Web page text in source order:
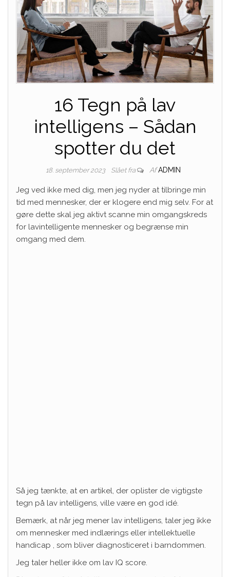
16 Tegn på lav
intelligens – Sådan
spotter du det
18. september 2023 Slået fra Af ADMIN
Jeg ved ikke med dig, men jeg nyder at tilbringe min
tid med mennesker, der er klogere end mig selv. For at
gøre dette skal jeg aktivt scanne min omgangskreds
for lavintelligente mennesker og begrænse min
omgang med dem.
Så jeg tænkte, at en artikel, der oplister de vigtigste
tegn på lav intelligens, ville være en god idé.
Bemærk, at når jeg mener lav intelligens, taler jeg ikke
om mennesker med indlærings eller intellektuelle
handicap , som bliver diagnosticeret i barndommen.
Jeg taler heller ikke om lav IQ score.